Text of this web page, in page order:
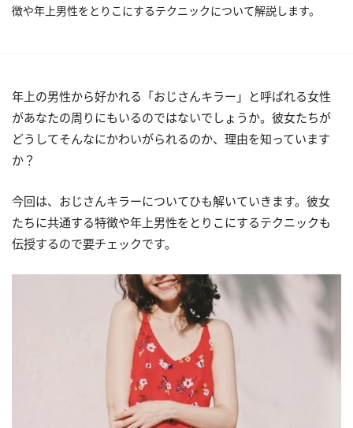
徴や年上男性をとりこにするテクニックについて解説します。
年上の男性から好かれる「おじさんキラー」と呼ばれる女性
があなたの周りにもいるのではないでしょうか。彼女たちが
どうしてそんなにかわいがられるのか、理由を知っています
か？
今回は、おじさんキラーについてひも解いていきます。彼女
たちに共通する特徴や年上男性をとりこにするテクニックも
伝授するので要チェックです。